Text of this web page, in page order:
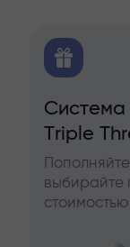
Система
Triple
выбирайте